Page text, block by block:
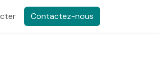
Contactez-nous